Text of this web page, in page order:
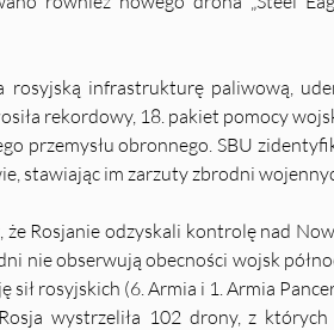
infrastrukturę paliwową,
rekordowy, 18. pakiet pomocy
przemysłu obronnego. SBU
stawiając im zarzuty zbrodni
Rosjanie odzyskali kontrolę nad
nie obserwują obecności wojsk
sił rosyjskich (6. Armia i 1. Armia
wystrzeliła 102 drony, z